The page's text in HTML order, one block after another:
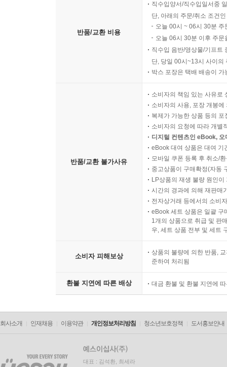
반품/교환 비용
직수입양서/직수입일서중
단, 아래의 주문/취소 조건
오늘 00시 ~ 06시 30분
오늘 06시 30분 이후 주
직수입 음반/영상물/기프트
단, 당일 00시~13시 사이의
박스 포장은 택배 배송이
반품/교환 불가사유
소비자의 책임 있는 사유로
소비자의 사용, 포장 개봉
복제가 가능한 상품 등의
소비자의 요청에 따라 개별
디지털 컨텐츠인 eBook,
eBook 대여 상품은 대여 기
모바일 쿠폰 등록 후 취소/
중고상품이 구매확정(자동
LP상품의 재생 불량 원인
시간의 경과에 의해 재판매
전자상거래 등에서의 소비
eBook 세트 상품은 일괄 구
1개의 상품으로 취급 및 판
우, 세트 상품 전부 및 세트
소비자 피해보상
상품의 불량에 의한 반품,
준하여 처리됨
환불 지연에 따른 배상 대금 환불 및 환불 지연에
회사소개 인재채용 이용약관 개인정보처리방침 청소년보호정책 도서홍보안내
대표 : 김석환, 최세라